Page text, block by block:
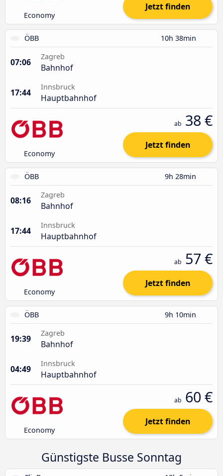
Economy
Jetzt finden
ÖBB 10h 38min
07:06
Zagreb
Bahnhof
17:44
Innsbruck
Hauptbahnhof
Economy
ab 38 €
Jetzt finden
ÖBB 9h 28min
08:16
Zagreb
Bahnhof
17:44
Innsbruck
Hauptbahnhof
Economy
ab 57 €
Jetzt finden
ÖBB 9h 10min
19:39
Zagreb
Bahnhof
04:49
Innsbruck
Hauptbahnhof
Economy
ab 60 €
Jetzt finden
Günstigste Busse Sonntag